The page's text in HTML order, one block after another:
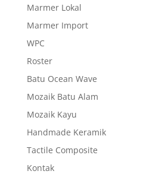
Marmer Lokal
Marmer Import
WPC
Roster
Batu Ocean Wave
Mozaik Batu Alam
Mozaik Kayu
Handmade Keramik
Tactile Composite
Kontak